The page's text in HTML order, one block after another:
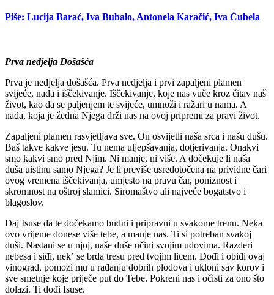
Piše: Lucija Barać, Iva Bubalo, Antonela Karačić, Iva Ćubela
Prva nedjelja Došašća
Prva je nedjelja došašća. Prva nedjelja i prvi zapaljeni plamen
svijeće, nada i iščekivanje. Iščekivanje, koje nas vuče kroz čitav naš
život, kao da se paljenjem te svijeće, umnoži i ražari u nama. A
nada, koja je žedna Njega drži nas na ovoj pripremi za pravi život.
Zapaljeni plamen rasvjetljava sve. On osvijetli naša srca i našu dušu.
Baš takve kakve jesu. Tu nema uljepšavanja, dotjerivanja. Onakvi
smo kakvi smo pred Njim. Ni manje, ni više. A dočekuje li naša
duša uistinu samo Njega? Je li previše usredotočena na prividne čari
ovog vremena iščekivanja, umjesto na pravu čar, poniznost i
skromnost na oštroj slamici. Siromaštvo ali najveće bogatstvo i
blagoslov.
Daj Isuse da te dočekamo budni i pripravni u svakome trenu. Neka
ovo vrijeme donese više tebe, a manje nas. Ti si potreban svakoj
duši. Nastani se u njoj, naše duše učini svojim udovima. Razderi
nebesa i siđi, nekʼ se brda tresu pred tvojim licem. Dođi i obiđi ovaj
vinograd, pomozi mu u rađanju dobrih plodova i ukloni sav korov i
sve smetnje koje priječe put do Tebe. Pokreni nas i očisti za ono što
dolazi. Ti dođi Isuse.